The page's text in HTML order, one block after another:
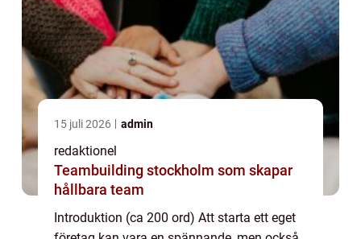
15 juli 2026 admin
redaktionel
Teambuilding stockholm som skapar
hållbara team
Introduktion (ca 200 ord) Att starta ett eget